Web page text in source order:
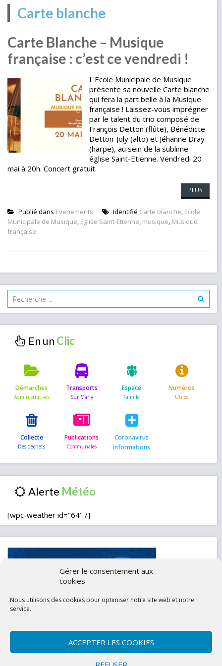
Gérer le consentement aux
cookies
Nous utilisons des cookies pour optimiser notre site web et notre
service.
ACCEPTER LES COOKIES
Carte blanche
Carte Blanche – Musique
française : c’est ce vendredi !
L'Ecole Municipale de Musique
présente sa nouvelle Carte blanche
qui fera la part belle à la Musique
française ! Laissez-vous imprégner
par le talent du trio composé de
François Detton (flûte), Bénédicte
Detton-Joly (alto) et Jéhanne Dray
(harpe), au sein de la sublime
église Saint-Etienne. Vendredi 20
mai à 20h. Concert gratuit.
PLUS
Publié dans Evenements Identifié Carte blanche, Ecole
Municipale de Musique, Eglise Saint-Etienne, musique, Musique
française
En un
Démarches Transports Espace Numéros
Collecte Publications
Coronavirus
informations
Alerte
[wpc-weather id="64" /]